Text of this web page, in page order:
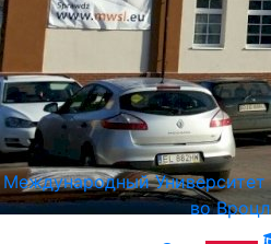
Международный Университет
во